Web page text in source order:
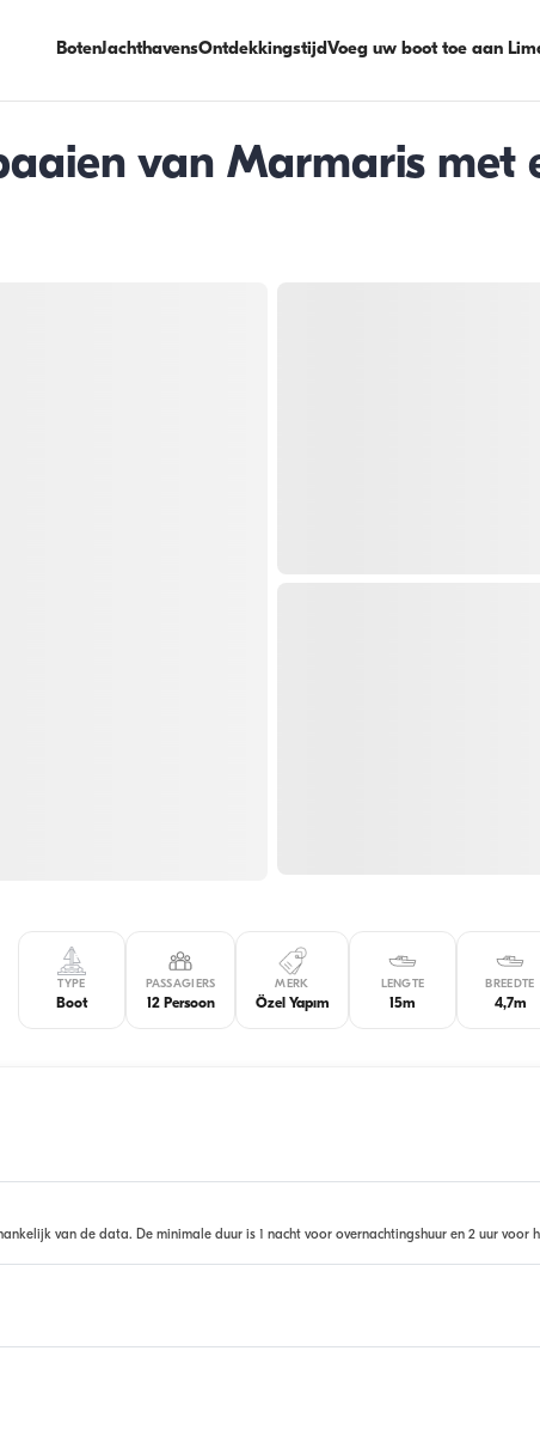
BotenJachthavensOntdekkingstijdVoeg uw boot toe aan
van Marmaris met
TYPE
Boot
PASSAGIERS
12 Persoon
MERK
Özel Yapım
LENGTE
15m
BREEDTE
4,7m
van de data. De minimale duur is 1 nacht voor overnachtingshuur en 2 uur voor